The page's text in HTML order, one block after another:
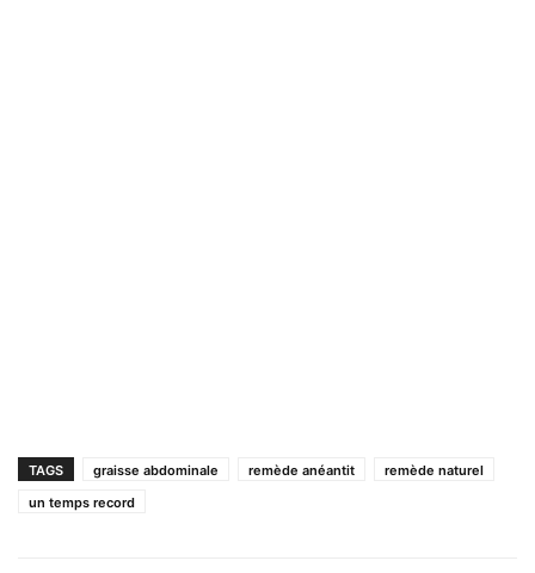
TAGS graisse abdominale remède anéantit
remède naturel
un temps record